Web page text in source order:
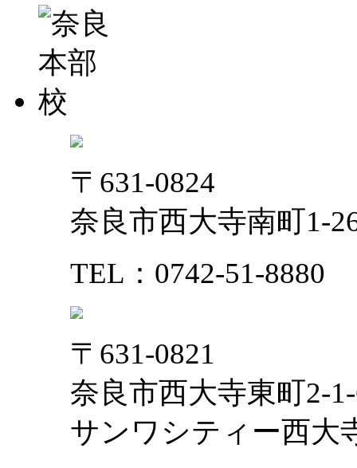
〒631-0824
奈良市西大寺南町1-
TEL：0742-51-8880
〒631-0821
奈良市西大寺東町2-
サンワシティー西大